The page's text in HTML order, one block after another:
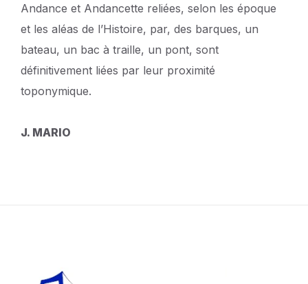
Andance et Andancette reliées, selon les époque
et les aléas de l’Histoire, par, des barques, un
bateau, un bac à traille, un pont, sont
définitivement liées par leur proximité
toponymique.
J. MARIO